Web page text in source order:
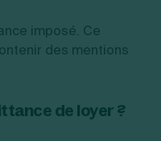
imposé. Ce
des mentions
de loyer ?